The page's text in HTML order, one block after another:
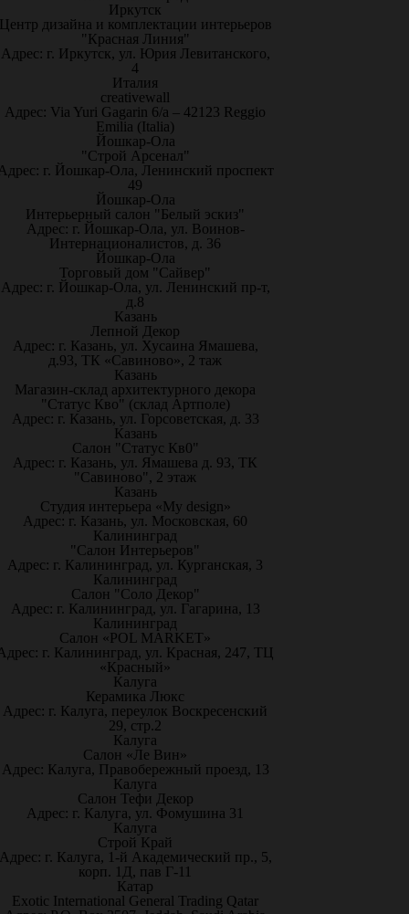
Иркутск
дизайна и комплектации интерьеров
"Красная Линия"
Адрес: г. Иркутск, ул. Юрия Левитанского,
4
Италия
creativewall
Адрес: Via Yuri Gagarin 6/a – 42123 Reggio
Emilia (Italia)
Йошкар-Ола
"Строй Арсенал"
г. Йошкар-Ола, Ленинский проспект
49
Йошкар-Ола
Интерьерный салон "Белый эскиз"
Адрес: г. Йошкар-Ола, ул. Воинов-
Интернационалистов, д. 36
Йошкар-Ола
Торговый дом "Сайвер"
Адрес: г. Йошкар-Ола, ул. Ленинский пр-т,
д.8
Казань
Лепной Декор
Адрес: г. Казань, ул. Хусаина Ямашева,
д.93, ТК «Савиново», 2 таж
Казань
Магазин-склад архитектурного декора
"Статус Кво" (склад Артполе)
Адрес: г. Казань, ул. Горсоветская, д. 33
Казань
Салон "Статус Кв0"
Адрес: г. Казань, ул. Ямашева д. 93, ТК
"Савиново", 2 этаж
Казань
Студия интерьера «My design»
Адрес: г. Казань, ул. Московская, 60
Калининград
"Салон Интерьеров"
Адрес: г. Калининград, ул. Курганская, 3
Калининград
Салон "Соло Декор"
Адрес: г. Калининград, ул. Гагарина, 13
Калининград
Салон «POL MARKET»
г. Калининград, ул. Красная, 247, ТЦ
«Красный»
Калуга
Керамика Люкс
Адрес: г. Калуга, переулок Воскресенский
29, стр.2
Калуга
Салон «Ле Вин»
Адрес: Калуга, Правобережный проезд, 13
Калуга
Салон Тефи Декор
Адрес: г. Калуга, ул. Фомушина 31
Калуга
Строй Край
г. Калуга, 1-й Академический пр., 5,
корп. 1Д, пав Г-11
Катар
Exotic International General Trading Qatar